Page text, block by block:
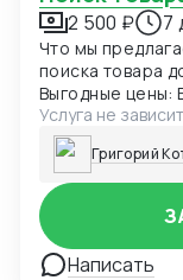
2 500 ₽ 7
Что мы предлагаем: * Полное
поиска товара
Выгодные цены:
связям, вы
безопасности:
чтобы вы были
времени:
оформлении
* Любые товары: От электроники и одежды до
уникальных
Услуга не
Григорий
Написать